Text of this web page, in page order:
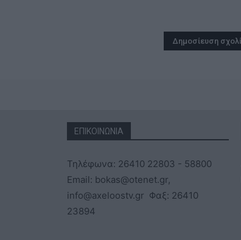
ΕΠΙΚΟΙΝΩΝΙΑ
Τηλέφωνα: 26410 22803 - 58800
Email: bokas@otenet.gr,
info@axeloostv.gr Φαξ: 26410
23894